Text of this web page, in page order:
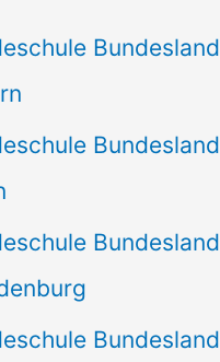
Bundesland
Bundesland
Bundesland
Bundesland